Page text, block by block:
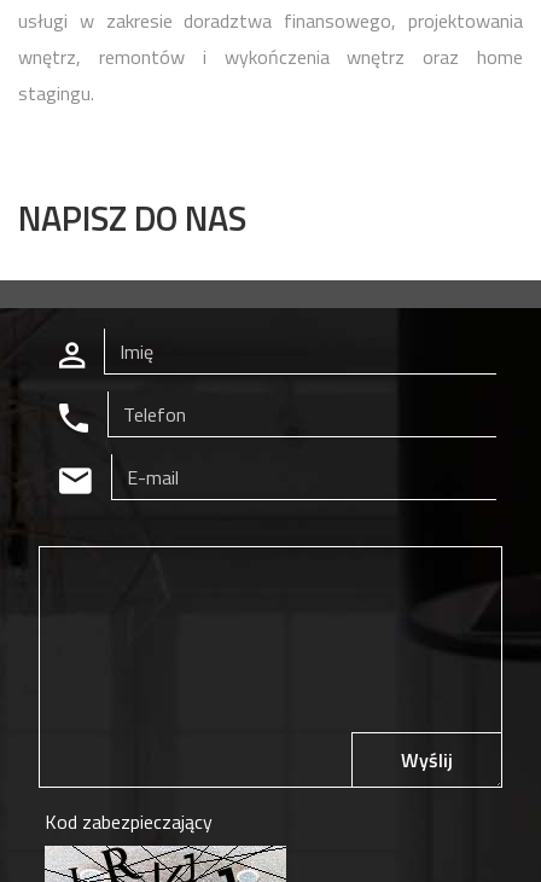
usługi w zakresie doradztwa finansowego, projektowania
wnętrz, remontów i wykończenia wnętrz oraz home
stagingu.
NAPISZ DO NAS
Wyślij
Kod zabezpieczający